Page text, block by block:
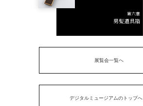
第六章
男髪道具箱
展覧会一覧へ
デジタルミュージアムのトップへ